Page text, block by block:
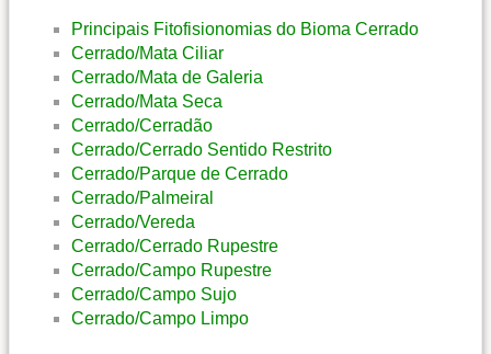
Principais Fitofisionomias do Bioma Cerrado
Cerrado/Mata Ciliar
Cerrado/Mata de Galeria
Cerrado/Mata Seca
Cerrado/Cerradão
Cerrado/Cerrado Sentido Restrito
Cerrado/Parque de Cerrado
Cerrado/Palmeiral
Cerrado/Vereda
Cerrado/Cerrado Rupestre
Cerrado/Campo Rupestre
Cerrado/Campo Sujo
Cerrado/Campo Limpo